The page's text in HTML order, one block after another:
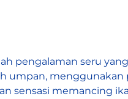
pengalaman seru
umpan,
sensasi memancing